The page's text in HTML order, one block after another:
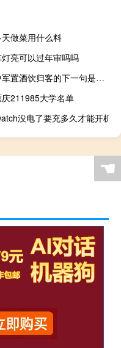
做菜用什么料
亮可以过年审吗吗
中军置酒饮归客的下一句是什么
211985大学名单
没电了要充多久才能开机
☚